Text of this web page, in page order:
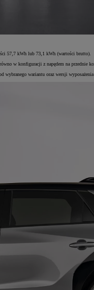
57,7 kWh lub 73,1 kWh (wartości brutto).
w konfiguracji z napędem na przednie
wybranego wariantu oraz wersji